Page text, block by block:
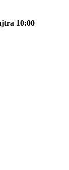
10:00